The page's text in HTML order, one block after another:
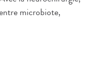
microbiote,